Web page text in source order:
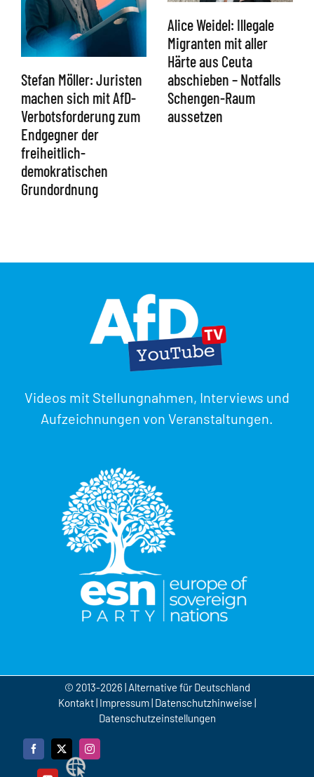
Stefan Möller: Juristen
machen sich mit AfD-
Verbotsforderung zum
Endgegner der
freiheitlich-
demokratischen
Grundordnung
Alice Weidel: Illegale
Migranten mit aller
Härte aus Ceuta
abschieben – Notfalls
Schengen-Raum
aussetzen
Videos mit Stellungnahmen, Interviews und
Aufzeichnungen von Veranstaltungen.
© 2013-2026 | Alternative für Deutschland
Kontakt| Impressum| Datenschutzhinweise |
Datenschutzeinstellungen
Facebook
X
Instagram
Webseite